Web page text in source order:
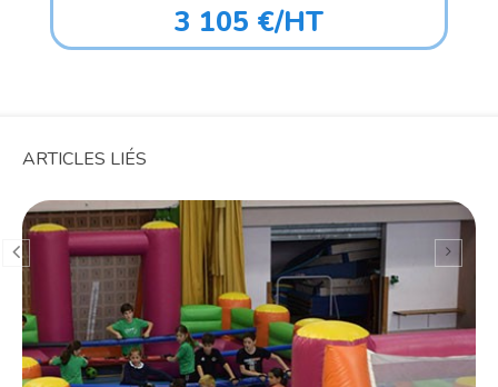
3 105 €/HT
ARTICLES LIÉS